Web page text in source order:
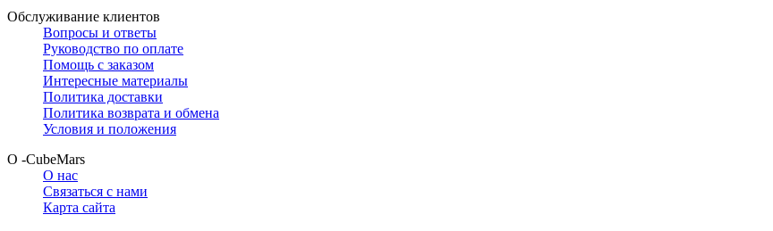
Обслуживание клиентов
Вопросы и ответы
Руководство по оплате
Помощь с заказом
Интересные материалы
Политика доставки
Политика возврата и обмена
Условия и положения
О -CubeMars
О нас
Связаться с нами
Карта сайта